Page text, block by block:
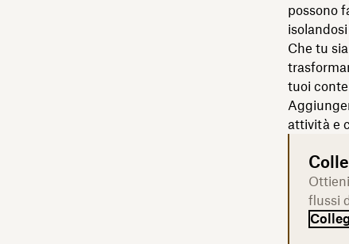
possono
Che tu
tuoi
attività e
flussi